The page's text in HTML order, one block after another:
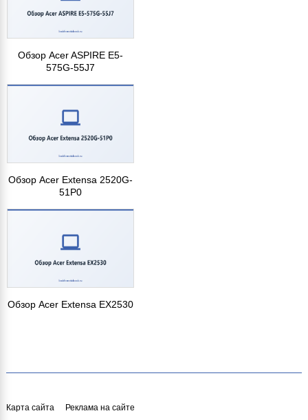
Обзор Acer ASPIRE E5-
575G-55J7
Обзор Acer Extensa 2520G-
51P0
Обзор Acer Extensa EX2530
Карта сайта Реклама на сайте